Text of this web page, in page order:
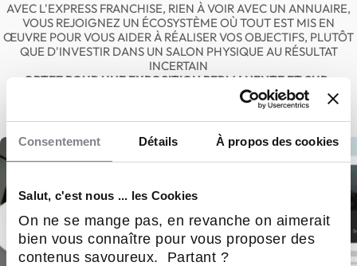
Consentement Détails À propos des cookies
Salut, c'est nous ... les Cookies
On ne se mange pas, en revanche on aimerait
bien vous connaître pour vous proposer des
contenus savoureux. Partant ?
AVEC L'EXPRESS FRANCHISE, RIEN À VOIR AVEC UN ANNUAIRE,
VOUS REJOIGNEZ UN ÉCOSYSTÈME OÙ TOUT EST MIS EN
ŒUVRE POUR VOUS AIDER À RÉALISER VOS OBJECTIFS, PLUTÔT
QUE D'INVESTIR DANS UN SALON PHYSIQUE AU RÉSULTAT
INCERTAIN
OPTEZ POUR UNE EXPOSITION PERMANENTE ET SUR-